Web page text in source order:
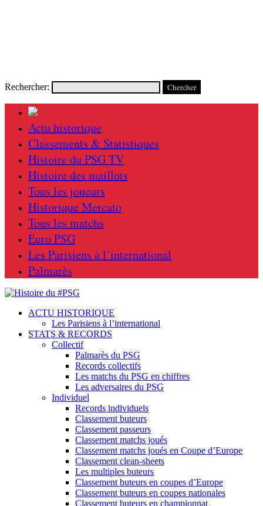
Rechercher:
Actu historique
Classements & Statistiques
Histoire du PSG TV
Histoire des maillots
Tous les joueurs
Historique Mercato
Tous les matchs
Euro PSG
Les Parisiens à l’international
Palmarès
ACTU HISTORIQUE
Les Parisiens à l’international
STATS & RECORDS
Collectif
Palmarès du PSG
Records collectifs
Les matchs du PSG en chiffres
Les adversaires du PSG
Individuel
Records individuels
Classement buteurs
Classement passeurs
Classement matchs joués
Classement matchs joués en Coupe d’Europe
Classement clean-sheets
Les multiples buteurs
Classement buteurs en coupes d’Europe
Classement buteurs en coupes nationales
Classement buteurs en championnat